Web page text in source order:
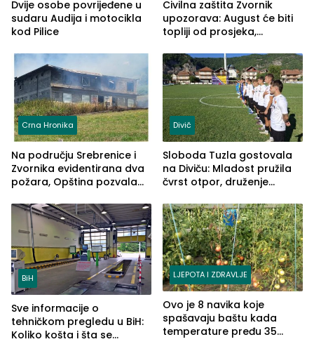
Dvije osobe povrijeđene u
sudaru Audija i motocikla
kod Pilice
Civilna zaštita Zvornik
upozorava: August će biti
topliji od prosjeka,
nestašice vode
Crna Hronika
Na području Srebrenice i
Zvornika evidentirana dva
požara, Opština pozvala
Divič
Sloboda Tuzla gostovala
na Diviču: Mladost pružila
čvrst otpor, druženje
jezera
BiH
Sve informacije o
tehničkom pregledu u BiH:
Koliko košta i šta se
LJEPOTA I ZDRAVLJE
Ovo je 8 navika koje
spašavaju baštu kada
temperature pređu 35